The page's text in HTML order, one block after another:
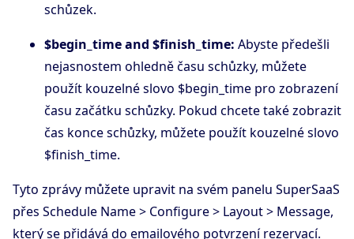
schůzek.
$begin_time and $finish_time: Abyste předešli
nejasnostem ohledně času schůzky, můžete
použít kouzelné slovo $begin_time pro zobrazení
času začátku schůzky. Pokud chcete také zobrazit
čas konce schůzky, můžete použít kouzelné slovo
$finish_time.
Tyto zprávy můžete upravit na svém panelu SuperSaaS
přes Schedule Name > Configure > Layout > Message,
který se přidává do emailového potvrzení rezervací.